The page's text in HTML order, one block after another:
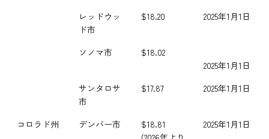
レッドウッ
ド市
$18.20 2025年1月1日
ソノマ市
$18.02
2025年1月1日
サンタロサ
市
$17.87 2025年1月1日
コロラド州 デンバー市
$18.81
2025年1月1日